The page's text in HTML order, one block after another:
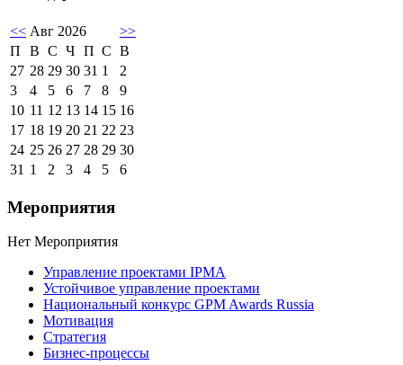
<< Авг 2026
>>
П
В С Ч П С В
27 28 29 30 31 1
2
3
4 5 6 7 8
9
10 11 12 13 14 15 16
17 18 19 20 21 22 23
24 25 26 27 28 29 30
31 1 2 3 4 5 6
Мероприятия
Нет Мероприятия
Управление проектами IPMA
Устойчивое управление проектами
Национальный конкурс GPM Awards Russia
Мотивация
Стратегия
Бизнес-процессы